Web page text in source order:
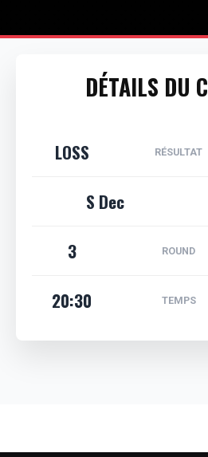
DÉTAILS DU
LOSS RÉSULTAT
S Dec
3 ROUND
20:30
TEMPS